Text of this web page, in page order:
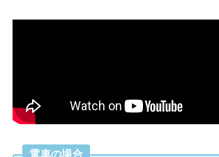
電車の場合